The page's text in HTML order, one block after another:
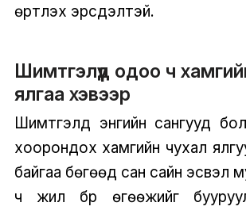
өртүүлэх эрсдэлтэй.
Шимтгэлүүд одоо ч
ялгаа хэвээр
Шимтгэлүүд энгийн сангууд
хоорондох хамгийн чухал
байгаа бөгөөд сан сайн эсвэл
ч жил бүр өгөөжийг